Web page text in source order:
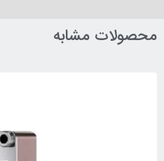
محصولات مشابه